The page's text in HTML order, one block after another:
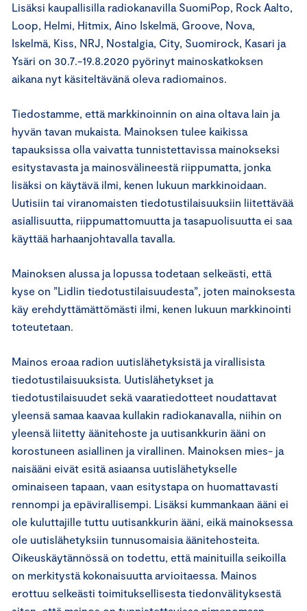
Lisäksi kaupallisilla radiokanavilla SuomiPop, Rock Aalto,
Loop, Helmi, Hitmix, Aino Iskelmä, Groove, Nova,
Iskelmä, Kiss, NRJ, Nostalgia, City, Suomirock, Kasari ja
Ysäri on 30.7.-19.8.2020 pyörinyt mainoskatkoksen
aikana nyt käsiteltävänä oleva radiomainos.
Tiedostamme, että markkinoinnin on aina oltava lain ja
hyvän tavan mukaista. Mainoksen tulee kaikissa
tapauksissa olla vaivatta tunnistettavissa mainokseksi
esitystavasta ja mainosvälineestä riippumatta, jonka
lisäksi on käytävä ilmi, kenen lukuun markkinoidaan.
Uutisiin tai viranomaisten tiedotustilaisuuksiin liitettävää
asiallisuutta, riippumattomuutta ja tasapuolisuutta ei saa
käyttää harhaanjohtavalla tavalla.
Mainoksen alussa ja lopussa todetaan selkeästi, että
kyse on ”Lidlin tiedotustilaisuudesta”, joten mainoksesta
käy erehdyttämättömästi ilmi, kenen lukuun markkinointi
toteutetaan.
Mainos eroaa radion uutislähetyksistä ja virallisista
tiedotustilaisuuksista. Uutislähetykset ja
tiedotustilaisuudet sekä vaaratiedotteet noudattavat
yleensä samaa kaavaa kullakin radiokanavalla, niihin on
yleensä liitetty äänitehoste ja uutisankkurin ääni on
korostuneen asiallinen ja virallinen. Mainoksen mies- ja
naisääni eivät esitä asiaansa uutislähetykselle
ominaiseen tapaan, vaan esitystapa on huomattavasti
rennompi ja epävirallisempi. Lisäksi kummankaan ääni ei
ole kuluttajille tuttu uutisankkurin ääni, eikä mainoksessa
ole uutislähetyksiin tunnusomaisia äänitehosteita.
Oikeuskäytännössä on todettu, että mainituilla seikoilla
on merkitystä kokonaisuutta arvioitaessa. Mainos
erottuu selkeästi toimituksellisesta tiedonvälityksestä